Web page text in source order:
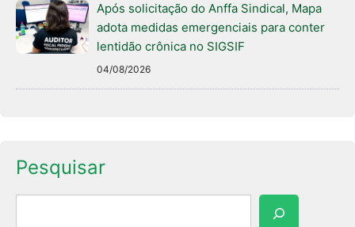
Após solicitação do Anffa Sindical, Mapa
adota medidas emergenciais para conter
lentidão crônica no SIGSIF
04/08/2026
Pesquisar